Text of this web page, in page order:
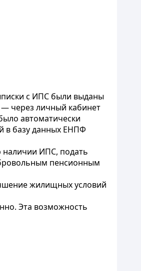
с ИПС были выданы
— через личный кабинет
автоматически
в базу данных ЕНПФ
наличии ИПС, подать
пенсионным
жилищных условий
Эта возможность